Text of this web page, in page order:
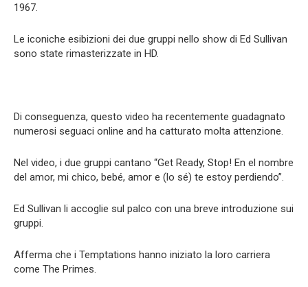
1967.
Le iconiche esibizioni dei due gruppi nello show di Ed Sullivan
sono state rimasterizzate in HD.
Di conseguenza, questo video ha recentemente guadagnato
numerosi seguaci online and ha catturato molta attenzione.
Nel video, i due gruppi cantano “Get Ready, Stop! En el nombre
del amor, mi chico, bebé, amor e (lo sé) te estoy perdiendo”.
Ed Sullivan li accoglie sul palco con una breve introduzione sui
gruppi.
Afferma che i Temptations hanno iniziato la loro carriera
come The Primes.